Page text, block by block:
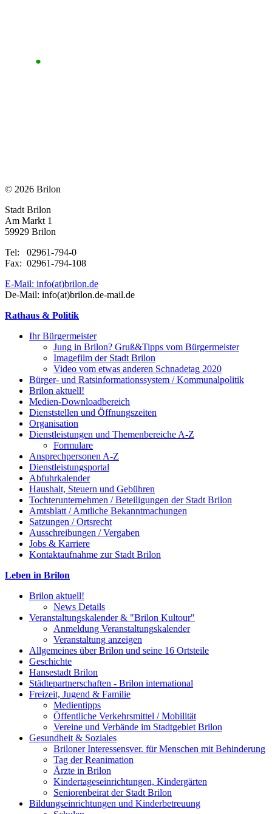
© 2026 Brilon
Stadt Brilon
Am Markt 1
59929 Brilon
Tel: 02961-794-0
Fax: 02961-794-108
E-Mail: info(at)brilon.de
De-Mail: info(at)brilon.de-mail.de
Rathaus & Politik
Ihr Bürgermeister
Jung in Brilon? Gruß&Tipps vom Bürgermeister
Imagefilm der Stadt Brilon
Video vom etwas anderen Schnadetag 2020
Bürger- und Ratsinformationssystem / Kommunalpolitik
Brilon aktuell!
Medien-Downloadbereich
Dienststellen und Öffnungszeiten
Organisation
Dienstleistungen und Themenbereiche A-Z
Formulare
Ansprechpersonen A-Z
Dienstleistungsportal
Abfuhrkalender
Haushalt, Steuern und Gebühren
Tochterunternehmen / Beteiligungen der Stadt Brilon
Amtsblatt / Amtliche Bekanntmachungen
Satzungen / Ortsrecht
Ausschreibungen / Vergaben
Jobs & Karriere
Kontaktaufnahme zur Stadt Brilon
Leben in Brilon
Brilon aktuell!
News Details
Veranstaltungskalender & "Brilon Kultour"
Anmeldung Veranstaltungskalender
Veranstaltung anzeigen
Allgemeines über Brilon und seine 16 Ortsteile
Geschichte
Hansestadt Brilon
Städtepartnerschaften - Brilon international
Freizeit, Jugend & Familie
Medientipps
Öffentliche Verkehrsmittel / Mobilität
Vereine und Verbände im Stadtgebiet Brilon
Gesundheit & Soziales
Briloner Interessensver. für Menschen mit Behinderung
Tag der Reanimation
Ärzte in Brilon
Kindertageseinrichtungen, Kindergärten
Seniorenbeirat der Stadt Brilon
Bildungseinrichtungen und Kinderbetreuung